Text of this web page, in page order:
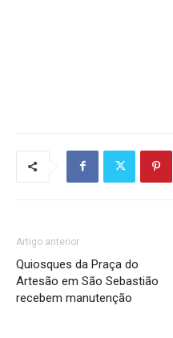
Artigo anterior
Quiosques da Praça do
Artesão em São Sebastião
recebem manutenção